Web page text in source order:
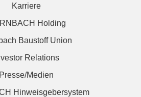
Karriere
Holding
Baustoff Union
Relations
Presse/Medien
Hinweisgebersystem